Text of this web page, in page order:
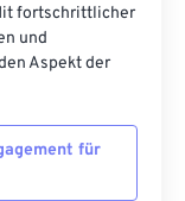
fortschrittlicher
und
Aspekt der
für